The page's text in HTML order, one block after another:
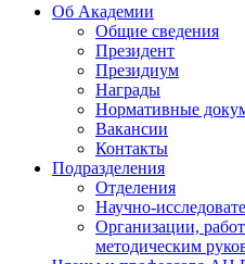
Об Академии
Общие сведения
Президент
Президиум
Награды
Нормативные
Вакансии
Контакты
Подразделения
Отделения
Научно-
Организации,
методическим